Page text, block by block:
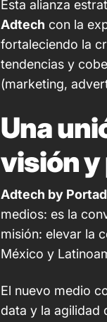
Esta alianza
Adtech con la
fortaleciendo la
tendencias y
(marketing,
Una
visión
Adtech by
medios: es la
misión: elevar la
México y
El nuevo medio
data y la agilidad